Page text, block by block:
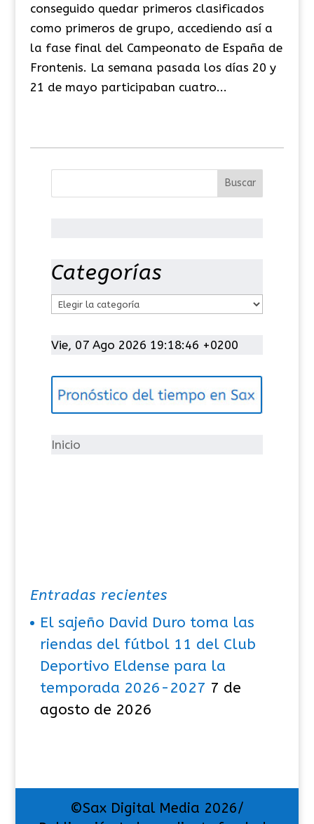
conseguido quedar primeros clasificados
como primeros de grupo, accediendo así a
la fase final del Campeonato de España de
Frontenis. La semana pasada los días 20 y
21 de mayo participaban cuatro...
Categorías
t
g
í
Vie, 07 Ago 2026 19:18:47 +0200
Inicio
Entradas recientes
El sajeño David Duro toma las
riendas del fútbol 11 del Club
Deportivo Eldense para la
temporada 2026-2027 7 de
agosto de 2026
©Sax Digital Media 2026/